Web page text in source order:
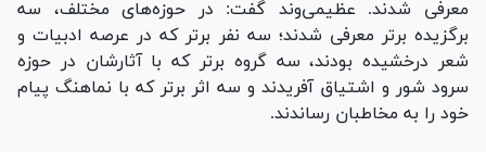
معرفی شدند. عظیمی‌وند گفت: در حوزه‌های مختلف، سه
برگزیده برتر معرفی شدند؛ سه نفر برتر که در عرصه ادبیات و
شعر درخشیده بودند، سه گروه برتر که با آثارشان در حوزه
سرود شور و اشتیاق آفریدند و سه اثر برتر که با نماهنگ پیام
خود را به مخاطبان رساندند.